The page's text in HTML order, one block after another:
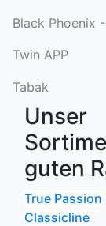
Black Phoenix
Twin APP
Tabak
Unser
guten
True Passion
Classicline